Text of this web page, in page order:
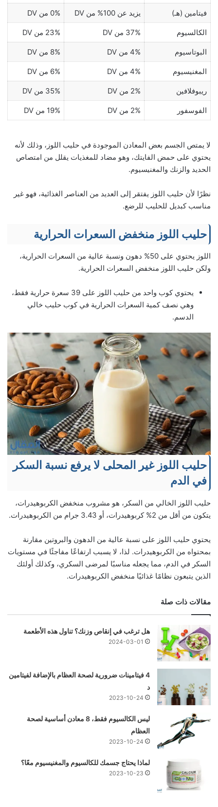
فيتامين (هـ) يزيد عن 100% من DV 0% من DV
الكالسيوم 37% من DV 23% من DV
البوتاسيوم 4% من DV 8% من DV
المغنيسيوم 4% من DV 6% من DV
ريبوفلافين 2% من DV 35% من DV
الفوسفور 2% من DV 19% من DV
لا يمتص الجسم بعض المعادن الموجودة في حليب اللوز، وذلك لأنه
يحتوي على حمض الفايتك، وهو مضاد للمغذيات يقلل من امتصاص
الحديد والزنك والمغنيسيوم.
نظرًا لأن حليب اللوز يفتقر إلى العديد من العناصر الغذائية، فهو غير
مناسب كبديل للحليب للرضع.
حليب اللوز منخفض السعرات الحرارية
اللوز يحتوي على 50% دهون ونسبة عالية من السعرات الحرارية،
ولكن حليب اللوز منخفض السعرات الحرارية.
يحتوي كوب واحد من حليب اللوز على 39 سعرة حرارية فقط،
وهي نصف كمية السعرات الحرارية في كوب حليب خالي
الدسم.
حليب اللوز غير المحلى لا يرفع نسبة السكر
في الدم
حليب اللوز الخالي من السكر، هو مشروب منخفض الكربوهيدرات،
يتكون من أقل من 2% كربوهيدرات، أو 3.43 جرام من الكربوهيدرات.
يحتوي حليب اللوز على نسبة عالية من الدهون والبروتين مقارنة
بمحتواه من الكربوهيدرات. لذا، لا يسبب ارتفاعًا مفاجئًا في مستويات
السكر في الدم، مما يجعله مناسبًا لمرضى السكري، وكذلك أولئك
الذين يتبعون نظامًا غذائيًا منخفض الكربوهيدرات.
مقالات ذات صلة
هل ترغب في إنقاص وزنك؟ تناول هذه الأطعمة
2024-03-01
4 فيتامينات ضرورية لصحة العظام بالإضافة لفيتامين
د
2023-10-24
ليس الكالسيوم فقط، 8 معادن أساسية لصحة
العظام
2023-10-24
لماذا يحتاج جسمك للكالسيوم والمغنيسيوم معًا؟
2023-10-23